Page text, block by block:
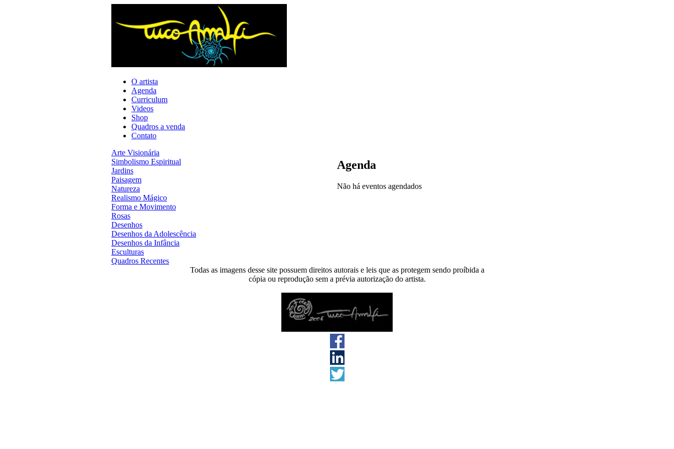
O artista
Agenda
Curriculum
Videos
Shop
Quadros a venda
Contato
Arte Visionária
Simbolismo Espiritual
Jardins
Paisagem
Natureza
Realismo Mágico
Forma e Movimento
Rosas
Desenhos
Desenhos da Adolescência
Desenhos da Infância
Esculturas
Quadros Recentes
Agenda
Não há eventos agendados
Todas as imagens desse site possuem direitos autorais e leis que as protegem sendo proíbida a
cópia ou reprodução sem a prévia autorização do artista.